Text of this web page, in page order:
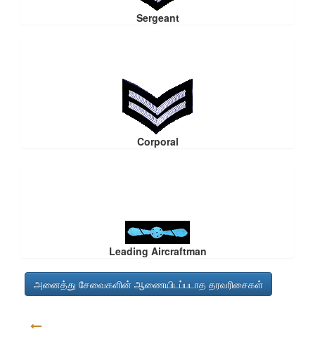
Sergeant
Corporal
Leading Aircraftman
அனைத்து சேவைகளின் ஆணையிடப்படாத தரவரிசைகள்